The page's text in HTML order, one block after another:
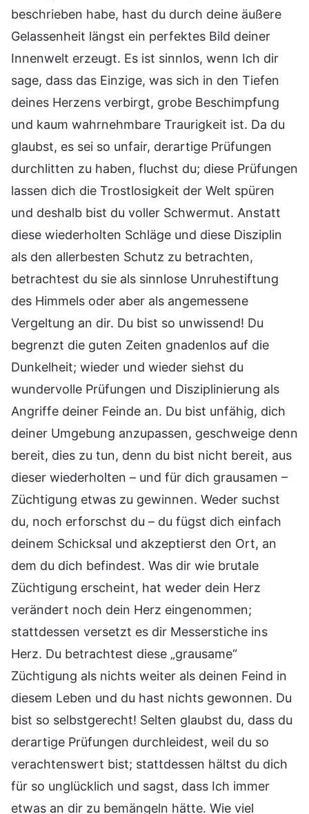
beschrieben habe, hast du durch deine äußere
Gelassenheit längst ein perfektes Bild deiner
Innenwelt erzeugt. Es ist sinnlos, wenn Ich dir
sage, dass das Einzige, was sich in den Tiefen
deines Herzens verbirgt, grobe Beschimpfung
und kaum wahrnehmbare Traurigkeit ist. Da du
glaubst, es sei so unfair, derartige Prüfungen
durchlitten zu haben, fluchst du; diese Prüfungen
lassen dich die Trostlosigkeit der Welt spüren
und deshalb bist du voller Schwermut. Anstatt
diese wiederholten Schläge und diese Disziplin
als den allerbesten Schutz zu betrachten,
betrachtest du sie als sinnlose Unruhestiftung
des Himmels oder aber als angemessene
Vergeltung an dir. Du bist so unwissend! Du
begrenzt die guten Zeiten gnadenlos auf die
Dunkelheit; wieder und wieder siehst du
wundervolle Prüfungen und Disziplinierung als
Angriffe deiner Feinde an. Du bist unfähig, dich
deiner Umgebung anzupassen, geschweige denn
bereit, dies zu tun, denn du bist nicht bereit, aus
dieser wiederholten – und für dich grausamen –
Züchtigung etwas zu gewinnen. Weder suchst
du, noch erforschst du – du fügst dich einfach
deinem Schicksal und akzeptierst den Ort, an
dem du dich befindest. Was dir wie brutale
Züchtigung erscheint, hat weder dein Herz
verändert noch dein Herz eingenommen;
stattdessen versetzt es dir Messerstiche ins
Herz. Du betrachtest diese „grausame“
Züchtigung als nichts weiter als deinen Feind in
diesem Leben und du hast nichts gewonnen. Du
bist so selbstgerecht! Selten glaubst du, dass du
derartige Prüfungen durchleidest, weil du so
verachtenswert bist; stattdessen hältst du dich
für so unglücklich und sagst, dass Ich immer
etwas an dir zu bemängeln hätte. Wie viel